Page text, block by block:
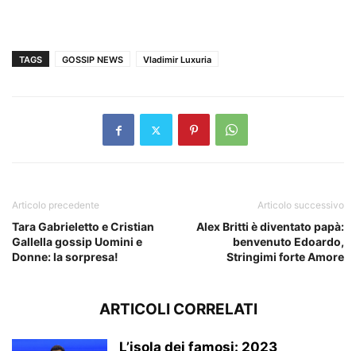
TAGS GOSSIP NEWS Vladimir Luxuria
Articolo precedente
Tara Gabrieletto e Cristian
Gallella gossip Uomini e
Donne: la sorpresa!
Articolo successivo
Alex Britti è diventato papà:
benvenuto Edoardo,
Stringimi forte Amore
ARTICOLI CORRELATI
L’isola dei famosi: 2023